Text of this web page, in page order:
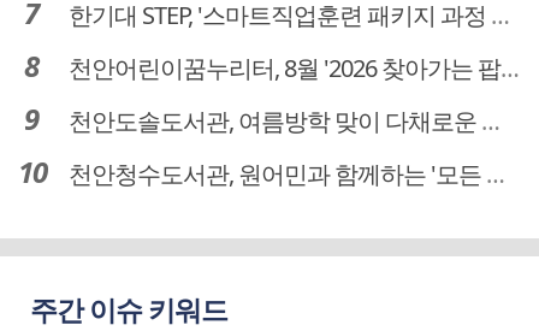
한기대 STEP, '스마트직업훈련 패키지 과정 3기' 모집
천안어린이꿈누리터, 8월 '2026 찾아가는 팝업놀이터' 운영
천안도솔도서관, 여름방학 맞이 다채로운 독서문화 프로그램 운영
천안청수도서관, 원어민과 함께하는 '모든 영어 모든 독서' 운영
주간 이슈 키워드